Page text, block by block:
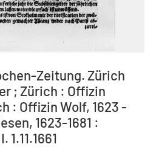
Zeitung. Zürich
; Zürich : Offizin
: Offizin Wolf, 1623 -
1623-1681 :
1.11.1661